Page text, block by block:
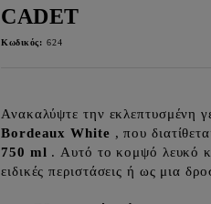
CADET
Κωδικός: 624
Ανακαλύψτε την εκλεπτυσμένη
Bordeaux White , που
750 ml . Αυτό το κομψό λευκό
ειδικές περιστάσεις ή ως μια